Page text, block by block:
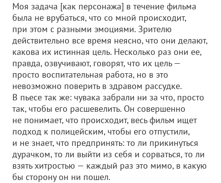
Моя задача [как персонажа] в течение фильма
была не врубаться, что со мной происходит,
при этом с разными эмоциями. Зрителю
действительно все время неясно, что они делают,
какова их истинная цель. Несколько раз они ее,
правда, озвучивают, говорят, что их цель —
просто воспитательная работа, но в это
невозможно поверить в здравом рассудке.
В пьесе так же: чувака забрали ни за что, просто
так, чтобы его расшевелить. Он совершенно
не понимает, что происходит, весь фильм ищет
подход к полицейским, чтобы его отпустили,
и не знает, что предпринять: то ли прикинуться
дурачком, то ли выйти из себя и сорваться, то ли
взять хитростью — каждый раз это мимо, в какую
бы сторону он ни пошел.